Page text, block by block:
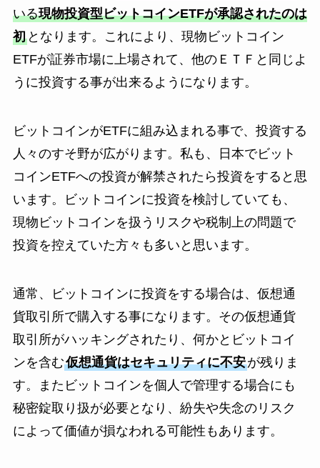
いる現物投資型ビットコインETFが承認されたのは
初となります。これにより、現物ビットコイン
ETFが証券市場に上場されて、他のＥＴＦと同じよ
うに投資する事が出来るようになります。
ビットコインがETFに組み込まれる事で、投資する
人々のすそ野が広がります。私も、日本でビット
コインETFへの投資が解禁されたら投資をすると思
います。ビットコインに投資を検討していても、
現物ビットコインを扱うリスクや税制上の問題で
投資を控えていた方々も多いと思います。
通常、ビットコインに投資をする場合は、仮想通
貨取引所で購入する事になります。その仮想通貨
取引所がハッキングされたり、何かとビットコイ
ンを含む仮想通貨はセキュリティに不安が残りま
す。またビットコインを個人で管理する場合にも
秘密錠取り扱が必要となり、紛失や失念のリスク
によって価値が損なわれる可能性もあります。